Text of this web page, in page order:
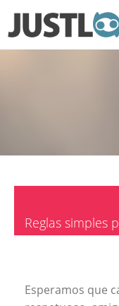
MenuInicio de
Reglas simples
Esperamos que